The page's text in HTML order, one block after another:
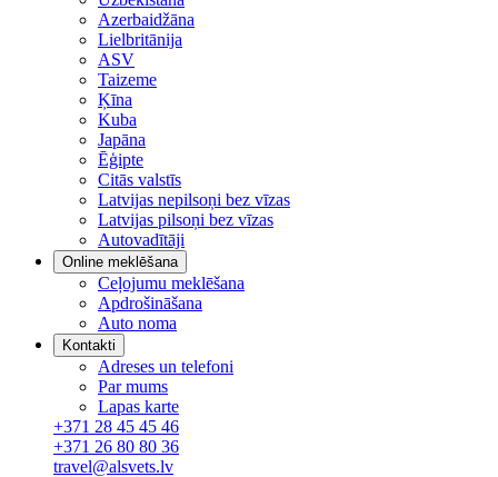
Azerbaidžāna
Lielbritānija
ASV
Taizeme
Ķīna
Kuba
Japāna
Ēģipte
Citās valstīs
Latvijas nepilsoņi bez vīzas
Latvijas pilsoņi bez vīzas
Autovadītāji
Online meklēšana
Ceļojumu meklēšana
Apdrošināšana
Auto noma
Kontakti
Adreses un telefoni
Par mums
Lapas karte
+371 28 45 45 46
+371 26 80 80 36
travel@alsvets.lv